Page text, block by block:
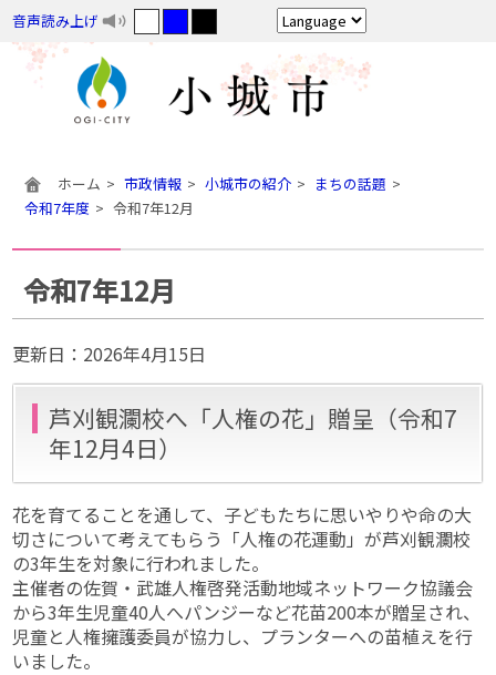
音声読み上げ
ホーム 市政情報 小城市の紹介
まちの話題
令和7年度
令和7年12月
令和7年12月
更新日： 2026年4月15日
芦刈観瀾校へ「人権の花」贈呈（令和7
年12月4日）
花を育てることを通して、子どもたちに思いやりや命の大
切さについて考えてもらう「人権の花運動」が芦刈観瀾校
の3年生を対象に行われました。
主催者の佐賀・武雄人権啓発活動地域ネットワーク協議会
から3年生児童40人へパンジーなど花苗200本が贈呈され、
児童と人権擁護委員が協力し、プランターへの苗植えを行
いました。